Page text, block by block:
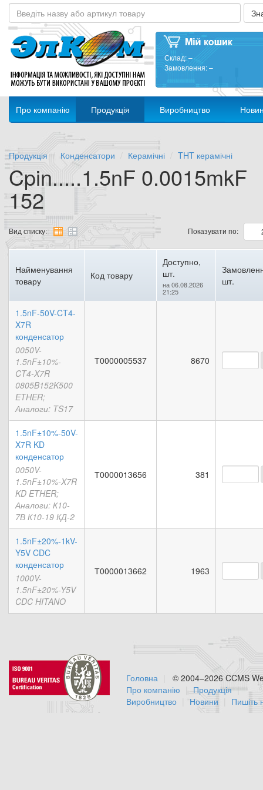
Склад:–
Замовлення:–
Про компанію Продукція Виробництво
Продукція Конденсатори Керамічні THT керамічні
Cpin.....1.5nF 0.0015mkF
152
Вид списку: Показувати по:
Найменування
товару
Код товару
Доступно,
шт.
на 06.08.2026
21:25
шт.
1.5nF-50V-CT4-
X7R
конденсатор
0050V-
1.5nF±10%-
CT4-X7R
0805B152K500
ETHER;
Аналоги: TS17
Т0000005537 8670
1.5nF±10%-50V-
X7R KD
конденсатор
0050V-
1.5nF±10%-X7R
KD ETHER;
Аналоги: К10-
7В К10-19 КД-2
Т0000013656 381
1.5nF±20%-1kV-
Y5V CDC
конденсатор
1000V-
1.5nF±20%-Y5V
CDC HITANO
Т0000013662 1963
© 2004–2026 CCMS
Головна
Про компанію
Продукція
Виробництво
Новини Пишіть